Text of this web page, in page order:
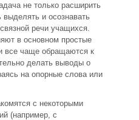
не только расширить
и осознавать
речи учащихся.
в основном простые
все чаще обращаются к
делать выводы о
на опорные слова или
с некоторыми
(например, с